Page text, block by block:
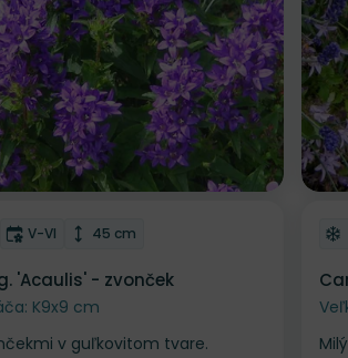
želaní
Doba kvitnutia
V-VI Výška rastliny
45 cm
'Acaulis' - zvonček
K9x9 cm
v guľkovitom tvare.